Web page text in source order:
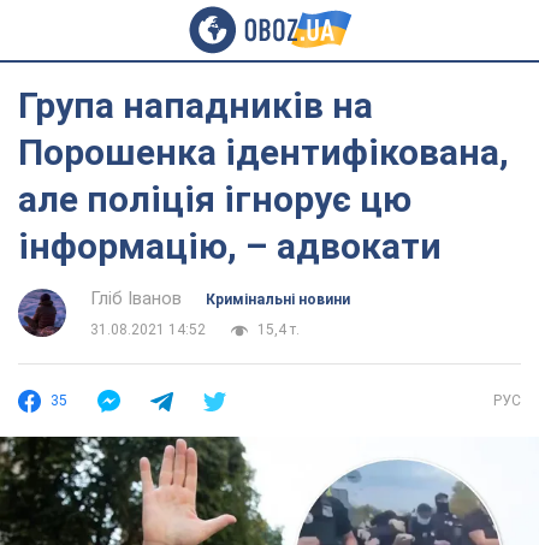
Група нападників на
Порошенка ідентифікована,
але поліція ігнорує цю
інформацію, – адвокати
Гліб Іванов
Кримінальні новини
31.08.2021 14:52
15,4 т.
35 РУС